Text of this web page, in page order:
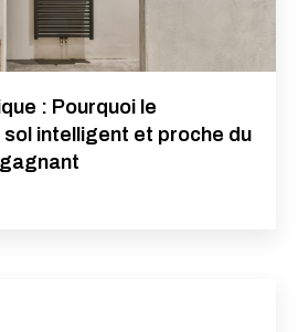
: Pourquoi le
intelligent et proche du